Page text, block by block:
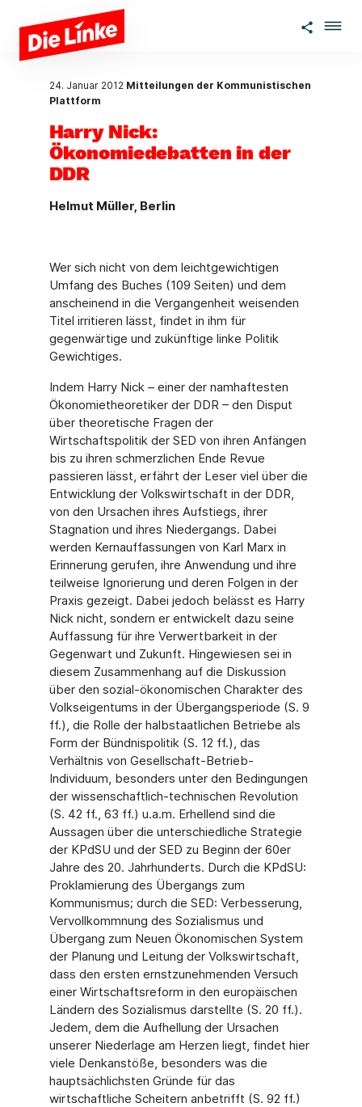
Zum Hauptinhalt springen
24. Januar 2012 Mitteilungen der Kommunistischen
Plattform
Harry Nick:
Ökonomiedebatten in der
DDR
Helmut Müller, Berlin
Wer sich nicht von dem leichtgewichtigen
Umfang des Buches (109 Seiten) und dem
anscheinend in die Vergangenheit weisenden
Titel irritieren lässt, findet in ihm für
gegenwärtige und zukünftige linke Politik
Gewichtiges.
Indem Harry Nick – einer der namhaftesten
Ökonomietheoretiker der DDR – den Disput
über theoretische Fragen der
Wirtschaftspolitik der SED von ihren Anfängen
bis zu ihren schmerzlichen Ende Revue
passieren lässt, erfährt der Leser viel über die
Entwicklung der Volkswirtschaft in der DDR,
von den Ursachen ihres Aufstiegs, ihrer
Stagnation und ihres Niedergangs. Dabei
werden Kernauffassungen von Karl Marx in
Erinnerung gerufen, ihre Anwendung und ihre
teilweise Ignorierung und deren Folgen in der
Praxis gezeigt. Dabei jedoch belässt es Harry
Nick nicht, sondern er entwickelt dazu seine
Auffassung für ihre Verwertbarkeit in der
Gegenwart und Zukunft. Hingewiesen sei in
diesem Zusammenhang auf die Diskussion
über den sozial-ökonomischen Charakter des
Volkseigentums in der Übergangsperiode (S. 9
ff.), die Rolle der halbstaatlichen Betriebe als
Form der Bündnispolitik (S. 12 ff.), das
Verhältnis von Gesellschaft-Betrieb-
Individuum, besonders unter den Bedingungen
der wissenschaftlich-technischen Revolution
(S. 42 ff., 63 ff.) u.a.m. Erhellend sind die
Aussagen über die unterschiedliche Strategie
der KPdSU und der SED zu Beginn der 60er
Jahre des 20. Jahrhunderts. Durch die KPdSU:
Proklamierung des Übergangs zum
Kommunismus; durch die SED: Verbesserung,
Vervollkommnung des Sozialismus und
Übergang zum Neuen Ökonomischen System
der Planung und Leitung der Volkswirtschaft,
dass den ersten ernstzunehmenden Versuch
einer Wirtschaftsreform in den europäischen
Ländern des Sozialismus darstellte (S. 20 ff.).
Jedem, dem die Aufhellung der Ursachen
unserer Niederlage am Herzen liegt, findet hier
viele Denkanstöße, besonders was die
hauptsächlichsten Gründe für das
wirtschaftliche Scheitern anbetrifft (S. 92 ff.)